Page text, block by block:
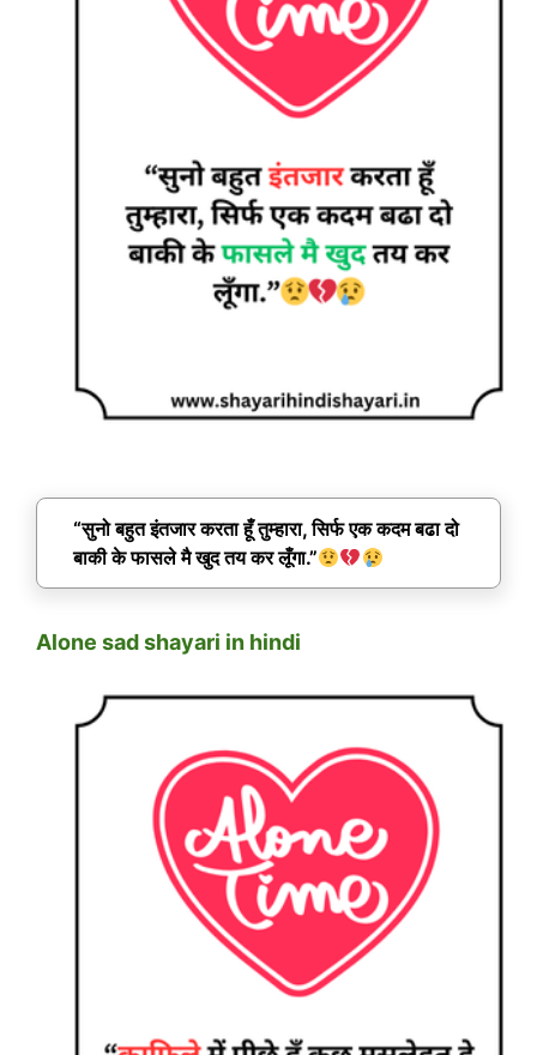
“सुनो बहुत इंतजार करता हूँ तुम्हारा, सिर्फ एक कदम बढा दो
बाकी के फासले मै खुद तय कर लूँगा.”
Alone sad shayari in hindi